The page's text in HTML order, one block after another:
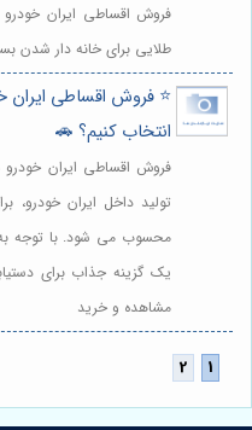
فروش اقساطی ایران
طلایی برای خانه دار شدن
⭐️ فروش اقساطی ایران
انتخاب کنیم؟ 🚗
فروش اقساطی ایران خودرو
تولید داخل ایران خودرو،
محسوب می شود. با توجه
یک گزینه جذاب برای
مشاهده و خرید